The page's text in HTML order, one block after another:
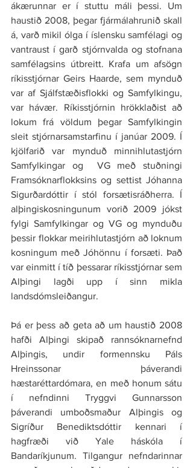
ákærunnar er í stuttu máli þessi. Um
haustið 2008, þegar fjármálahrunið skall
á, varð mikil ólga í íslensku samfélagi og
vantraust í garð stjórnvalda og stofnana
samfélagsins útbreitt. Krafa um afsögn
ríkisstjórnar Geirs Haarde, sem mynduð
var af Sjálfstæðisflokki og Samfylkingu,
var hávær. Ríkisstjórnin hrökklaðist að
lokum frá völdum þegar Samfylkingin
sleit stjórnarsamstarfinu í janúar 2009. Í
kjölfarið var mynduð minnihlutastjórn
Samfylkingar og  VG með stuðningi
Framsóknarflokksins og settist Jóhanna
Sigurðardóttir í stól forsætisráðherra. Í
alþingiskosningunum vorið 2009 jókst
fylgi Samfylkingar og VG og mynduðu
þessir flokkar meirihlutastjórn að loknum
kosningum með Jóhönnu í forsæti. Það
var einmitt í tíð þessarar ríkisstjórnar sem
Alþingi lagði upp í sinn mikla
landsdómsleiðangur.
Þá er þess að geta að um haustið 2008
hafði Alþingi skipað rannsóknarnefnd
Alþingis, undir formennsku Páls
Hreinssonar þáverandi
hæstaréttardómara, en með honum sátu
í nefndinni Tryggvi Gunnarsson
þáverandi umboðsmaður Alþingis og
Sigríður Benediktsdóttir kennari í
hagfræði við Yale háskóla í
Bandaríkjunum. Tilgangur nefndarinnar